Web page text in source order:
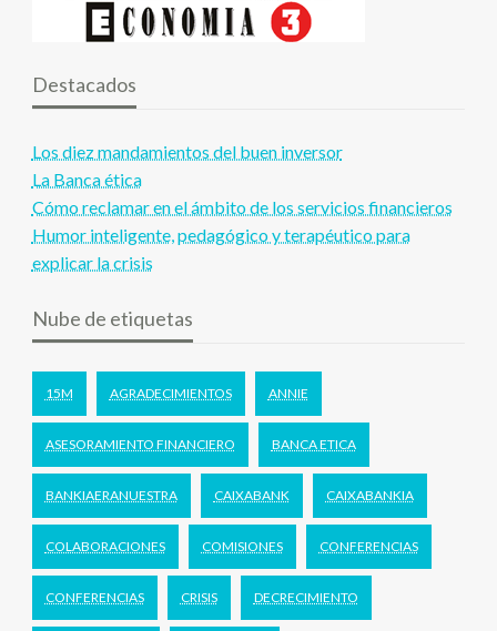
Destacados
Los diez mandamientos del buen inversor
La Banca ética
Cómo reclamar en el ámbito de los servicios financieros
Humor inteligente, pedagógico y terapéutico para
explicar la crisis
Nube de etiquetas
15M AGRADECIMIENTOS ANNIE
ASESORAMIENTO FINANCIERO BANCA ETICA
BANKIAERANUESTRA CAIXABANK CAIXABANKIA
COLABORACIONES COMISIONES CONFERENCIAS
CONFERENCIAS CRISIS DECRECIMIENTO